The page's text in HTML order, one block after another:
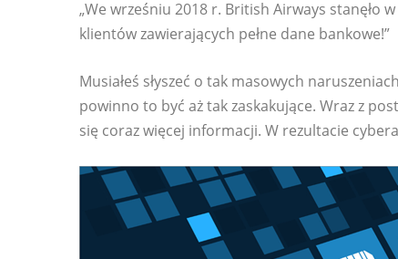
„We wrześniu 2018 r. British Airways stanęło
klientów zawierających pełne dane bankowe!”
Musiałeś słyszeć o tak masowych
powinno to być aż tak zaskakujące. Wraz z
się coraz więcej informacji. W rezultacie